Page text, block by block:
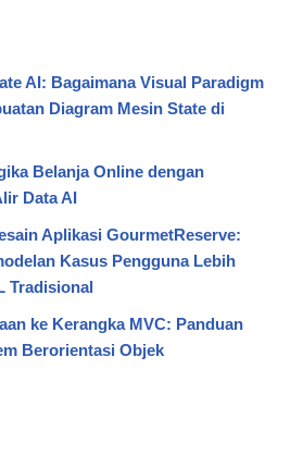
AI: Bagaimana Visual Paradigm
Diagram Mesin State di
Belanja Online dengan
Data AI
Aplikasi GourmetReserve:
Kasus Pengguna Lebih
Tradisional
ke Kerangka MVC: Panduan
Berorientasi Objek